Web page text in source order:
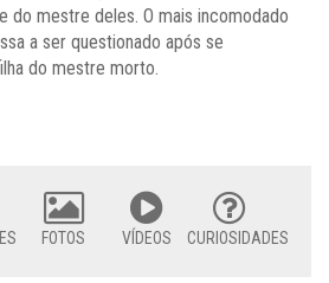
do mestre deles. O mais incomodado
a ser questionado após se
do mestre morto.
FOTOS VÍDEOS CURIOSIDADES